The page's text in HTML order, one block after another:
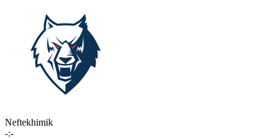
Neftekhimik
-:-